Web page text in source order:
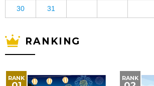
30 31
RANKING